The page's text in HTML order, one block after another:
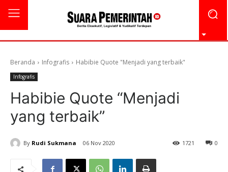
Beranda Infografis Habibie Quote "Menjadi yang terbaik"
Infografis
Habibie Quote “Menjadi
yang terbaik”
By Rudi Sukmana 06 Nov 2020 0
1721